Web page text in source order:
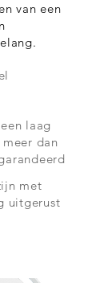
van een
laag
dan
met
uitgerust